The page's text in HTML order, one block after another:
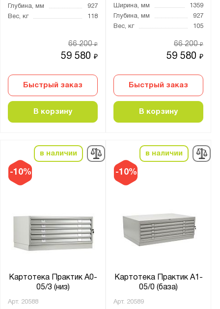
Глубина, мм
927
Вес, кг
118
59 580₽
66 200₽
Быстрый заказ
В корзину
Ширина, мм
1359
Глубина, мм
927
Вес, кг
105
59 580₽
66 200₽
Быстрый заказ
В корзину
-10%
в наличии
Картотека Практик А0-
05/3 (низ)
Арт. 20588
-10%
в наличии
Картотека Практик A1-
05/0 (база)
Арт. 20589